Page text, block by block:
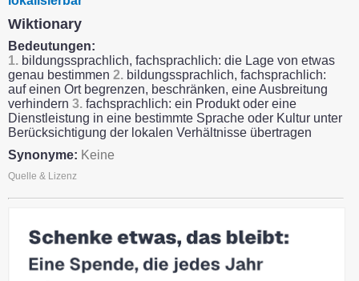
Wiktionary
Bedeutungen:
1. bildungssprachlich, fachsprachlich: die Lage von etwas
genau bestimmen 2. bildungssprachlich, fachsprachlich:
auf einen Ort begrenzen, beschränken, eine Ausbreitung
verhindern 3. fachsprachlich: ein Produkt oder eine
Dienstleistung in eine bestimmte Sprache oder Kultur unter
Berücksichtigung der lokalen Verhältnisse übertragen
Synonyme: Keine
Quelle & Lizenz